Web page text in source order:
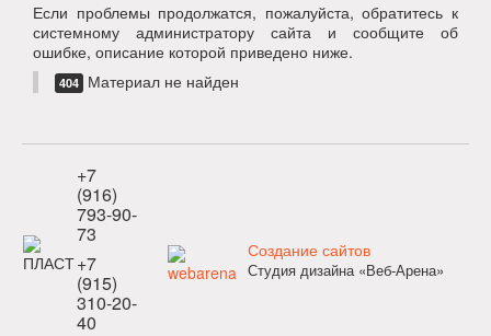
Если проблемы продолжатся, пожалуйста, обратитесь к
системному администратору сайта и сообщите об
ошибке, описание которой приведено ниже.
404 Материал не найден
+7
(916)
793-90-
73
+7
(915)
310-20-
40
Создание сайтов
Студия дизайна «Веб-Арена»